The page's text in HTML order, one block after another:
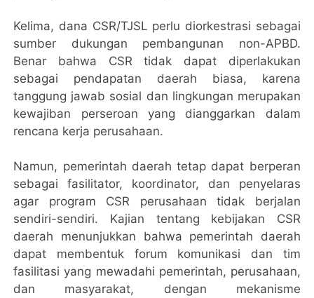
Kelima, dana CSR/TJSL perlu diorkestrasi sebagai
sumber dukungan pembangunan non-APBD.
Benar bahwa CSR tidak dapat diperlakukan
sebagai pendapatan daerah biasa, karena
tanggung jawab sosial dan lingkungan merupakan
kewajiban perseroan yang dianggarkan dalam
rencana kerja perusahaan.
Namun, pemerintah daerah tetap dapat berperan
sebagai fasilitator, koordinator, dan penyelaras
agar program CSR perusahaan tidak berjalan
sendiri-sendiri. Kajian tentang kebijakan CSR
daerah menunjukkan bahwa pemerintah daerah
dapat membentuk forum komunikasi dan tim
fasilitasi yang mewadahi pemerintah, perusahaan,
dan masyarakat, dengan mekanisme